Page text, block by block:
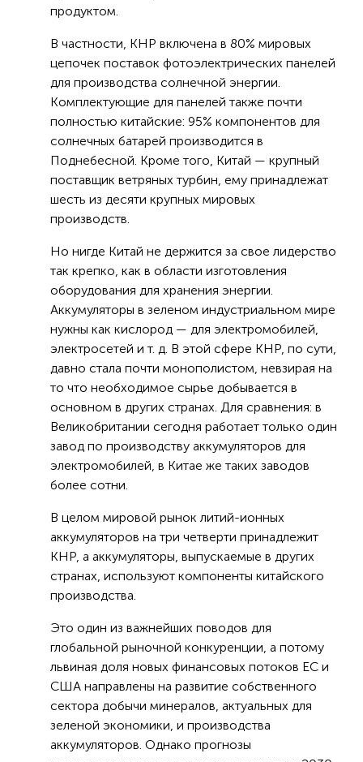
продуктом.
В частности, КНР включена в 80% мировых
цепочек поставок фотоэлектрических панелей
для производства солнечной энергии.
Комплектующие для панелей также почти
полностью китайские: 95% компонентов для
солнечных батарей производится в
Поднебесной. Кроме того, Китай — крупный
поставщик ветряных турбин, ему принадлежат
шесть из десяти крупных мировых
производств.
Но нигде Китай не держится за свое лидерство
так крепко, как в области изготовления
оборудования для хранения энергии.
Аккумуляторы в зеленом индустриальном мире
нужны как кислород — для электромобилей,
электросетей и т. д. В этой сфере КНР, по сути,
давно стала почти монополистом, невзирая на
то что необходимое сырье добывается в
основном в других странах. Для сравнения: в
Великобритании сегодня работает только один
завод по производству аккумуляторов для
электромобилей, в Китае же таких заводов
более сотни.
В целом мировой рынок литий-ионных
аккумуляторов на три четверти принадлежит
КНР, а аккумуляторы, выпускаемые в других
странах, используют компоненты китайского
производства.
Это один из важнейших поводов для
глобальной рыночной конкуренции, а потому
львиная доля новых финансовых потоков ЕС и
США направлены на развитие собственного
сектора добычи минералов, актуальных для
зеленой экономики, и производства
аккумуляторов. Однако прогнозы